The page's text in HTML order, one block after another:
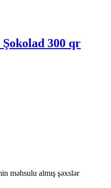
300 qr
məhsulu almış şəxslər